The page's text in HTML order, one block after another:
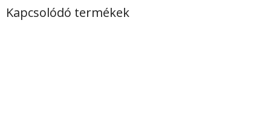
Kapcsolódó termékek